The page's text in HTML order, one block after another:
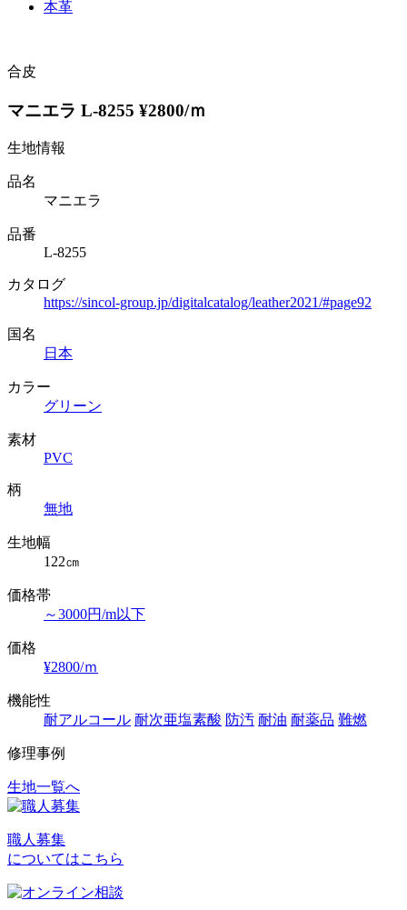
本革
合皮
マニエラ L-8255 ¥2800/ｍ
生地情報
品名
マニエラ
品番
L-8255
カタログ
https://sincol-group.jp/digitalcatalog/leather2021/#page92
国名
日本
カラー
グリーン
素材
PVC
柄
無地
生地幅
122㎝
価格帯
～3000円/m以下
価格
¥2800/ｍ
機能性
耐アルコール 耐次亜塩素酸 防汚 耐油 耐薬品 難燃
修理事例
投
ナ
ビ
生地一覧へ
職人募集
についてはこちら